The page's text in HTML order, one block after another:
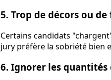
5. Trop de décors ou
Certains candidats
jury préfère la sobriété bien
6. Ignorer les quantités